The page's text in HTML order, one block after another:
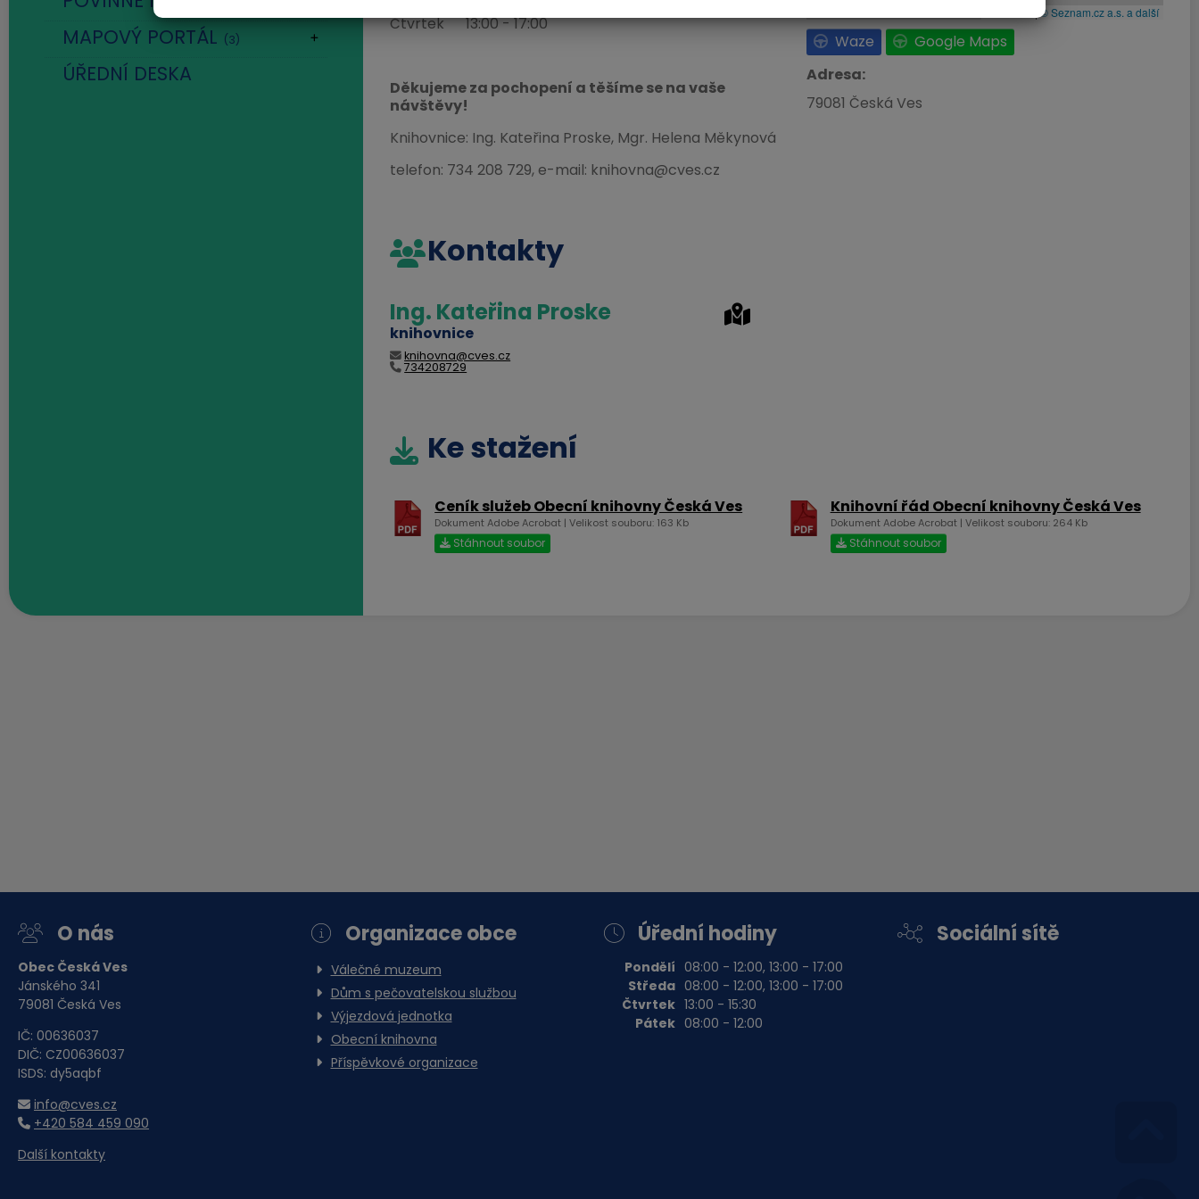
MAPOVÝ PORTÁL
(3)
ÚŘEDNÍ DESKA
© Seznam.cz a.s. a další
Waze Google Maps
Adresa:
79081 Česká Ves
Čtvrtek 13:00 - 17:00
Děkujeme za pochopení a těšíme se na vaše
návštěvy!
Knihovnice: Ing. Kateřina Proske, Mgr. Helena Měkynová
telefon: 734 208 729, e-mail: knihovna@cves.cz
Kontakty
Ing. Kateřina Proske
knihovnice
knihovna@cves.cz
734208729
Ke stažení
Ceník služeb Obecní knihovny Česká Ves
Dokument Adobe Acrobat | Velikost souboru: 163 Kb
Stáhnout soubor
Knihovní řád Obecní knihovny Česká Ves
Dokument Adobe Acrobat | Velikost souboru: 264 Kb
Stáhnout soubor
O nás
Obec Česká Ves
Jánského 341
79081 Česká Ves
IČ: 00636037
DIČ: CZ00636037
ISDS: dy5aqbf
info@cves.cz
+420 584 459 090
Další kontakty
Organizace obce
Válečné muzeum
Dům s pečovatelskou službou
Výjezdová jednotka
Obecní knihovna
Příspěvkové organizace
Úřední hodiny
Pondělí
Středa
Čtvrtek
Pátek
08:00 - 12:00, 13:00 - 17:00
08:00 - 12:00, 13:00 - 17:00
13:00 - 15:30
08:00 - 12:00
Sociální sítě